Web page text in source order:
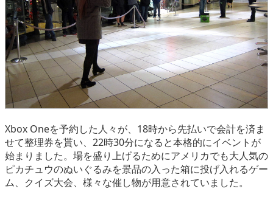
Xbox Oneを予約した人々が、18時から先払いで会計を済ま
せて整理券を貰い、22時30分になると本格的にイベントが
始まりました。場を盛り上げるためにアメリカでも大人気の
ピカチュウのぬいぐるみを景品の入った箱に投げ入れるゲー
ム、クイズ大会、様々な催し物が用意されていました。